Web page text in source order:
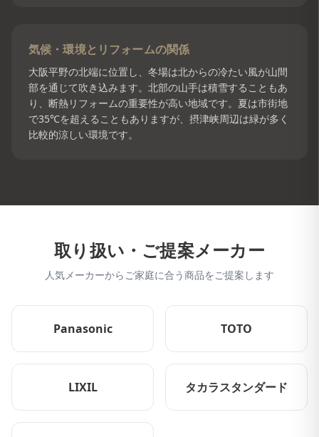
気候・環境とリフォームの関係
大阪平野の北端に位置し、冬場は北からの冷たい風が山間
部を通じて吹き込みます。北部の山手は積雪することもあ
り、断熱リフォームの重要性が高い地域です。夏は市街地
で35℃を超えることもありますが、摂津峡周辺は緑が多く
比較的涼しい環境です。
取り扱い・ご提案メーカー
人気メーカーからご家庭に合う商品をご提案します
Panasonic TOTO
LIXIL タカラスタンダード